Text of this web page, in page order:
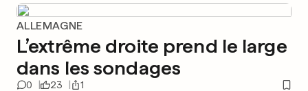
ALLEMAGNE
L’extrême droite prend le large
dans les sondages
0 23 1